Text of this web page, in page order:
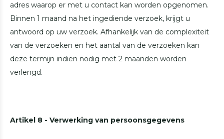
adres waarop er met u contact kan worden opgenomen.
Binnen 1 maand na het ingediende verzoek, krijgt u
antwoord op uw verzoek. Afhankelijk van de complexiteit
van de verzoeken en het aantal van de verzoeken kan
deze termijn indien nodig met 2 maanden worden
verlengd.
Artikel 8 - Verwerking van persoonsgegevens